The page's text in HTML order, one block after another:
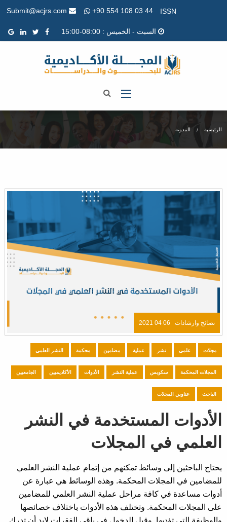
ISSN
+90 554 108 03 44
السبت - الخميس : 08:00-15:00
الرئيسية المدونة
نصائح وارشادات 06 04 2021
مجلات علمي نشر عملية مضامين محكمة النشر العلمي
المجلات المحكمة سكوبس عملية النشر الأدوات الأكاديميين الجامعيين
الباحث عناوين المجلات
الأدوات المستخدمة في النشر
العلمي في المجلات
يحتاج الباحثين إلى وسائط تمكنهم من إتمام عملية النشر العلمي
للمضامين في المجلات المحكمة. وهذه الوسائط هي عبارة عن
أدوات مساعدة في كافة مراحل عملية النشر العلمي للمضامين
على المجلات المحكمة. وتختلف هذه الأدوات باختلاف خصائصها